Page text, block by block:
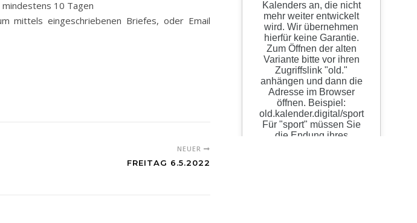
10 Tagen
mittels eingeschriebenen Briefes, oder Email
NEUER
FREITAG 6.5.2022